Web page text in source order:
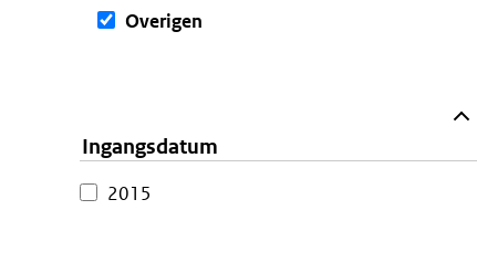
Overigen
Ingangsdatum
2015